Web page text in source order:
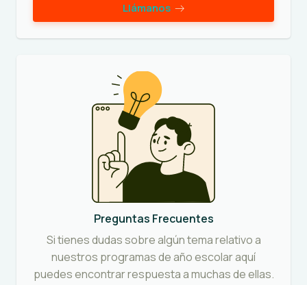
Llámanos
Preguntas Frecuentes
Si tienes dudas sobre algún tema relativo a
nuestros programas de año escolar aquí
puedes encontrar respuesta a muchas de ellas.